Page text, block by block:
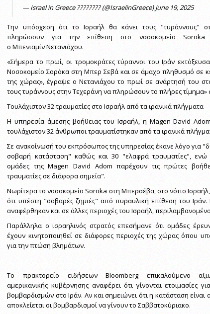
— Israel in Greece ???????? (@IsraelinGreece)June 19, 2025
Την υπόσχεση ότι το Ισραήλ θα κάνει τους "τυράννους"
πληρώσουν για την επίθεση στο νοσοκομείο
ο Μπενιαμίν Νετανιάχου.
«Σήμερα το πρωί, οι τρομοκράτες τύραννοι του Ιράν
Νοσοκομείο Σορόκα στη Μπερ Σεβά και σε άμαχο πληθυσμό σε
της χώρας», έγραψε ο Νετανιάχου το πρωί σε ανάρτησή του
τους τυράννους στην Τεχεράνη να πληρώσουν το πλήρες
Τουλάχιστον 32 τραυματίες στο Ισραήλ από τα ιρανικά πλήγματα
Η υπηρεσία άμεσης βοήθειας του Ισραήλ, η Magen David
τουλάχιστον 32 άνθρωποι τραυματίστηκαν από τα ιρανικά
Σε ανακοίνωσή του εκπρόσωπος της υπηρεσίας έκανε λόγο για
σοβαρή κατάσταση" καθώς και 30 "ελαφρά τραυματίες", ενώ
ομάδες της Magen David Adom παρέχουν τις πρώτες
τραυματίες σε διάφορα σημεία".
Νωρίτερα το νοσοκομείο Soroka στη Μπερσέβα, στο νότιο Ισραήλ,
ότι υπέστη "σοβαρές ζημιές" από πυραυλική επίθεση του Ιράν.
αναφέρθηκαν και σε άλλες περιοχές του Ισραήλ,
Παράλληλα ο ισραηλινός στρατός επεσήμανε ότι ομάδες
έχουν κινητοποιηθεί σε διάφορες περιοχές της χώρας όπου
για την πτώση βλημάτων.
Το πρακτορείο ειδήσεων Bloomberg επικαλούμενο
αμερικανικής κυβέρνησης αναφέρει ότι γίνονται ετοιμασίες
βομβαρδισμών στο Ιράν. Αν και σημειώνει ότι η κατάσταση
αποκλείεται οι βομβαρδισμοί να γίνουν το Σαββατοκύριακο.